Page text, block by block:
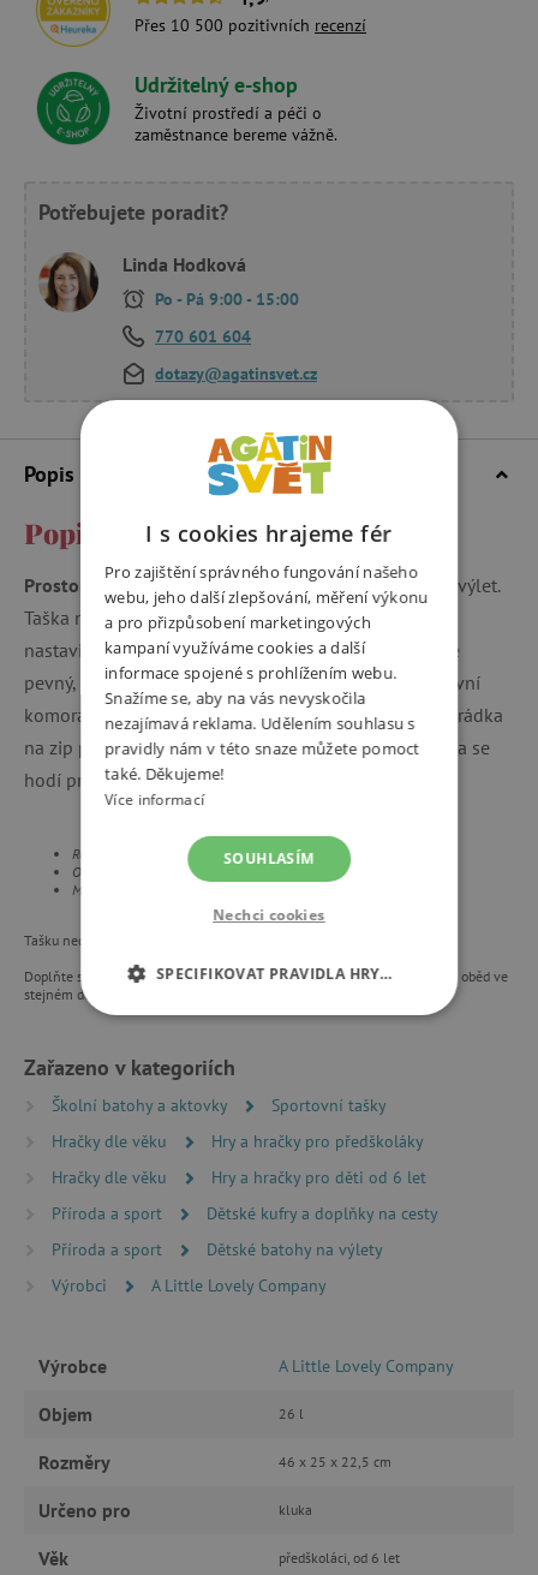
Přes 10 500 pozitivních recenzí
Udržitelný e-shop
Životní prostředí a péči o
zaměstnance bereme vážně.
Potřebujete poradit?
Linda Hodková
Po - Pá 9:00 - 15:00
770 601 604
dotazy@agatinsvet.cz
Popis a parametry
Popis a parametry
Prostorná cestovní taškana sportovní kroužky nebo výlet.
Taška má dvě ucha do ruky a jeden odnímatelný
nastavitelný ramenní popruh. Polyesterový materiál je
pevný, lehký a zdobí ho barevný potisk. Prostorná hlavní
komora s další kapsou, dvě boční kapsy a přední přihrádka
na zip poskytují dostatek místa na vše potřebné. Taška se
hodí pro děti také jako příruční zavazadlo do letadla.
Rozměry tašky: 46 x 25 x 22,5 cm
Obsah: 26 litrů
Materiál: lehký polyester
Tašku nedávejte do pračky, perte pouze v ruce.
Doplňte si sadu batohem, toaletní taštičkou, lahví na pití a krabičkou na oběd ve
stejném designu.
Zařazeno v kategoriích
Školní batohy a aktovky
Sportovní tašky
Hračky dle věku
Hry a hračky pro předškoláky
Hračky dle věku
Hry a hračky pro děti od 6 let
Příroda a sport
Dětské kufry a doplňky na cesty
Příroda a sport
Dětské batohy na výlety
Výrobci
A Little Lovely Company
Výrobce A Little Lovely Company
Objem 26 l
Rozměry 46 x 25 x 22,5 cm
Určeno pro kluka
Věk předškoláci, od 6 let
I s cookies hrajeme fér
Pro zajištění správného fungování našeho
webu, jeho další zlepšování, měření výkonu
a pro přizpůsobení marketingových
kampaní využíváme cookies a další
informace spojené s prohlížením webu.
Snažíme se, aby na vás nevyskočila
nezajímavá reklama. Udělením souhlasu s
pravidly nám v této snaze můžete pomoct
také. Děkujeme!
Více informací
SOUHLASÍM
Nechci cookies
SPECIFIKOVAT PRAVIDLA HRY…
NEZBYTNĚ NUTNÉ COOKIES
ANALYTICKÉ COOKIES
MARKETINGOVÉ COOKIES
FUNKČNÍ SOUBORY
Funkční soubory
Nezbytně nutné soubory cookie umožňují
přihlášení uživatele a správa účtu. Webové
Doména